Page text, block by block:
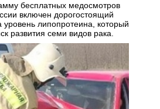
бесплатных медосмотров
включен дорогостоящий
уровень липопротеина, который
развития семи видов рака.